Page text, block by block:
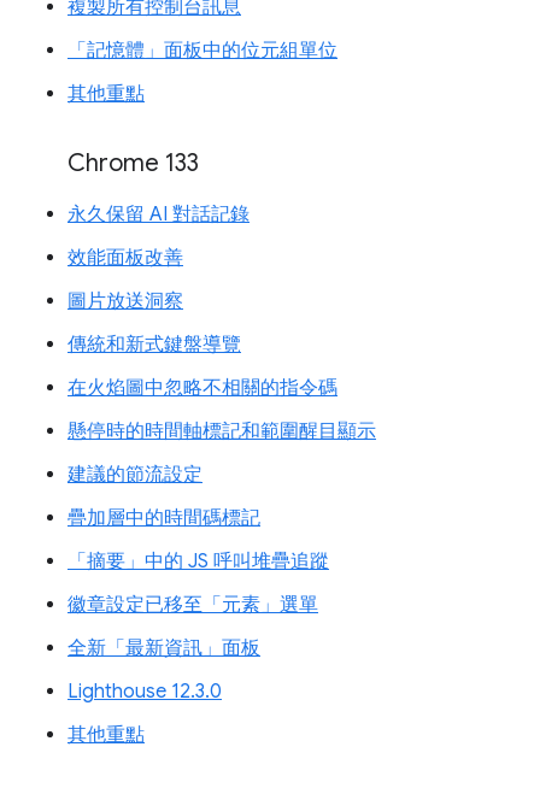
複製所有控制台訊息
「記憶體」面板中的位元組單位
其他重點
Chrome 133
永久保留 AI 對話記錄
效能面板改善
圖片放送洞察
傳統和新式鍵盤導覽
在火焰圖中忽略不相關的指令碼
懸停時的時間軸標記和範圍醒目顯示
建議的節流設定
疊加層中的時間碼標記
「摘要」中的 JS 呼叫堆疊追蹤
徽章設定已移至「元素」選單
全新「最新資訊」面板
Lighthouse 12.3.0
其他重點